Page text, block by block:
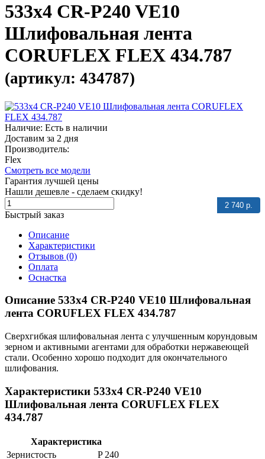
533x4 CR-P240 VE10
Шлифовальная лента
CORUFLEX FLEX 434.787
(артикул: 434787)
Наличие: Есть в наличии
Доставим за 2 дня
Производитель:
Flex
Смотреть все модели
Гарантия лучшей цены
Нашли дешевле - сделаем скидку!
2 740 р.
Быстрый заказ
Описание
Характеристики
Отзывов (0)
Оплата
Оснастка
Описание 533x4 CR-P240 VE10 Шлифовальная
лента CORUFLEX FLEX 434.787
Сверхгибкая шлифовальная лента с улучшенным корундовым
зерном и активными агентами для обработки нержавеющей
стали. Особенно хорошо подходит для окончательного
шлифования.
Характеристики 533x4 CR-P240 VE10
Шлифовальная лента CORUFLEX FLEX
434.787
Характеристика
Зернистость
P 240